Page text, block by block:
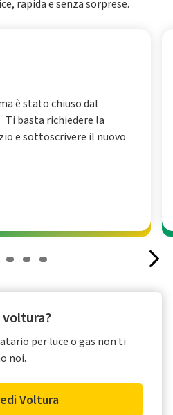
rapida e senza sorprese.
è stato chiuso dal
basta richiedere la
e sottoscrivere il nuovo
voltura?
per luce o gas non ti
noi.
Voltura